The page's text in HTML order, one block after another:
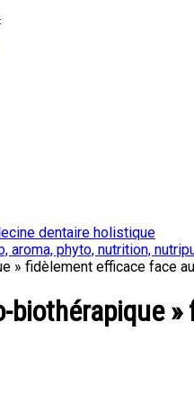
dentaire holistique
aroma, phyto, nutrition,
» fidèlement efficace face
biothérapique